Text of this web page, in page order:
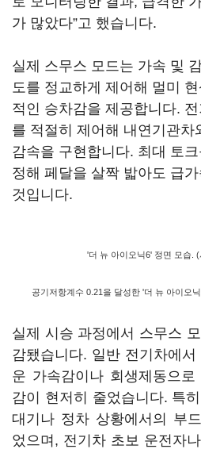
가 많았다”고 했습니다.
실제 스무스 모드는 가속 및
도를 정교하게 제어해 멀미
적인 승차감을 제공합니다.
를 적절히 제어해 내연기관차
감속을 구현합니다. 최대 토
정해 페달을 살짝 밟아도 급
것입니다.
'더 뉴 아이오닉6' 정면 모습.
공기저항계수 0.21을 달성한 '더 뉴 아이오
실제 시승 과정에서 스무스
감됐습니다. 일반 전기차에
운 가속감이나 회생제동으
감이 현저히 줄었습니다. 특
대기나 정차 상황에서의 부
었으며, 전기차 초보 운전자